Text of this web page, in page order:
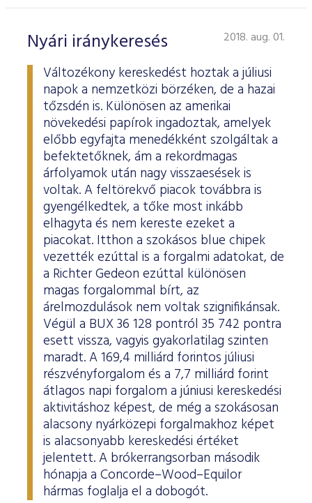
Nyári iránykeresés 2018. aug. 01.
Változékony kereskedést hoztak a júliusi
napok a nemzetközi börzéken, de a hazai
tőzsdén is. Különösen az amerikai
növekedési papírok ingadoztak, amelyek
előbb egyfajta menedékként szolgáltak a
befektetőknek, ám a rekordmagas
árfolyamok után nagy visszaesések is
voltak. A feltörekvő piacok továbbra is
gyengélkedtek, a tőke most inkább
elhagyta és nem kereste ezeket a
piacokat. Itthon a szokásos blue chipek
vezették ezúttal is a forgalmi adatokat, de
a Richter Gedeon ezúttal különösen
magas forgalommal bírt, az
árelmozdulások nem voltak szignifikánsak.
Végül a BUX 36 128 pontról 35 742 pontra
esett vissza, vagyis gyakorlatilag szinten
maradt. A 169,4 milliárd forintos júliusi
részvényforgalom és a 7,7 milliárd forint
átlagos napi forgalom a júniusi kereskedési
aktivitáshoz képest, de még a szokásosan
alacsony nyárközepi forgalmakhoz képet
is alacsonyabb kereskedési értéket
jelentett. A brókerrangsorban második
hónapja a Concorde–Wood–Equilor
hármas foglalja el a dobogót.